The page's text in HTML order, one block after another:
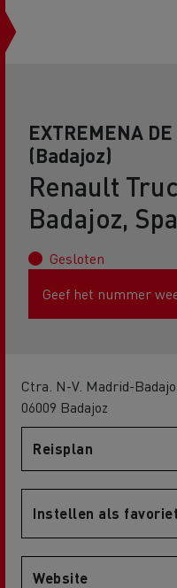
EXTREMENA
(Badajoz)
Renault
Badajoz,
Gesloten
Geef het nummer
Ctra. N-V. Madrid-
06009 Badajoz
Reisplan
Instellen als
Website